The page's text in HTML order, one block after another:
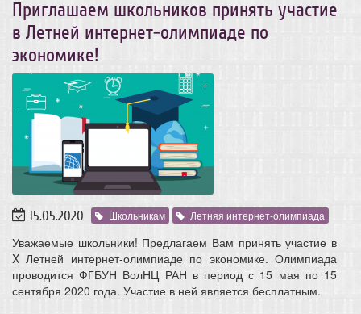
Приглашаем школьников принять участие
в Летней интернет-олимпиаде по
экономике!
15.05.2020 Школьникам Летняя интернет-олимпиада
Уважаемые школьники! Предлагаем Вам принять участие в
X Летней интернет-олимпиаде по экономике. Олимпиада
проводится ФГБУН ВолНЦ РАН в период с 15 мая по 15
сентября 2020 года. Участие в ней является бесплатным.